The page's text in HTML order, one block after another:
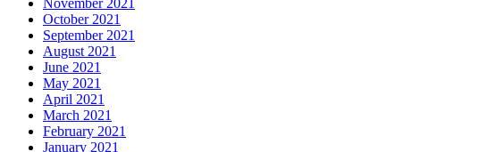
October 2021
September 2021
August 2021
June 2021
May 2021
April 2021
March 2021
February 2021
January 2021